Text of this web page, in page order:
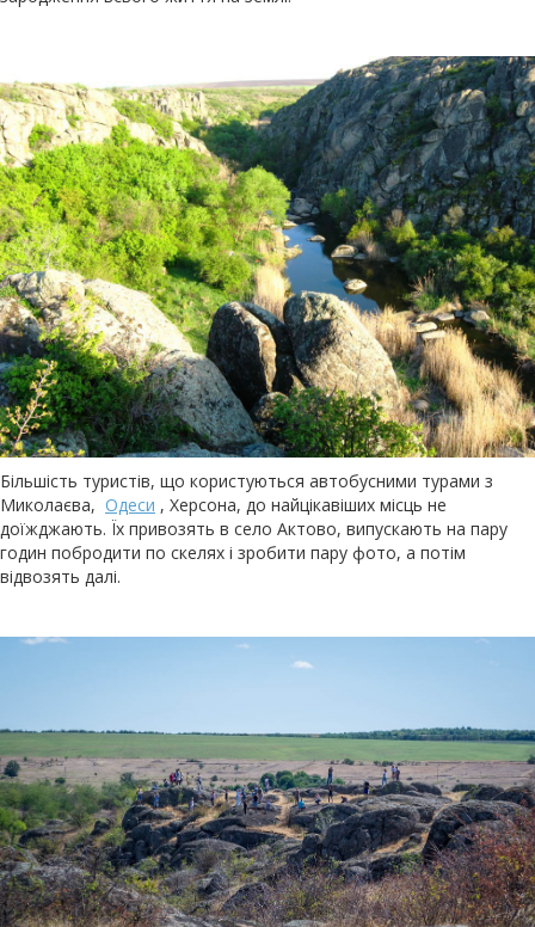
Більшість туристів, що користуються автобусними турами з
Миколаєва, Одеси , Херсона, до найцікавіших місць не
доїжджають. Їх привозять в село Актово, випускають на пару
годин побродити по скелях і зробити пару фото, а потім
відвозять далі.